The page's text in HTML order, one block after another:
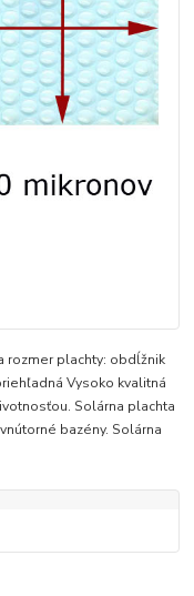
rozmer plachty: obdĺžnik
Vysoko kvalitná
Solárna plachta
bazény. Solárna